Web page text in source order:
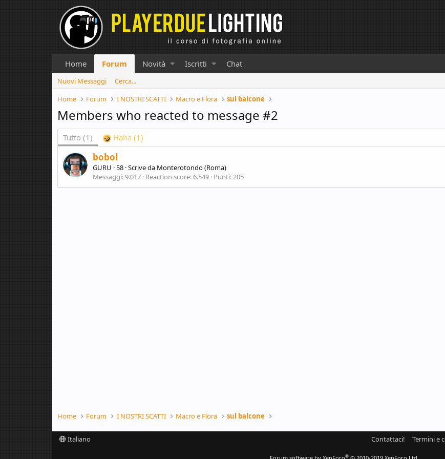
Home Forum Novità Iscritti Chat
Nuovi Messaggi
Cerca...
Home
Forum I NOSTRI SCATTI Macro e Flora sul balcone
Members who reacted to message #2
Tutto (1) Haha (1)
bobol
GURU ·58 ·Scrive da Monterotondo (Roma)
Messaggi 9.017 Reaction score 6.549 Punti 205
Home Forum I NOSTRI SCATTI Macro e Flora sul balcone
Italiano Contattaci! Termini e
®